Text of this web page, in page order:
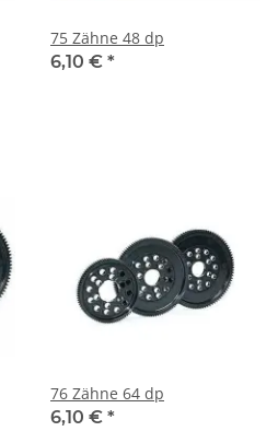
75 Zähne 48 dp
6,10 € *
76 Zähne 64 dp
6,10 € *